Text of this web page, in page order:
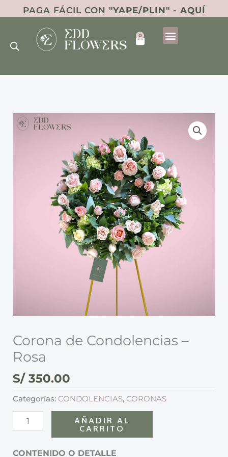
al
contenido
PAGA FÁCIL CON "YAPE/PLIN" - AQUÍ
0
Cart
Corona de Condolencias –
Rosa
S/350.00
Categorías: CONDOLENCIAS, CORONAS
Corona
de
AÑADIR AL
CARRITO
CONTENIDO O DETALLE